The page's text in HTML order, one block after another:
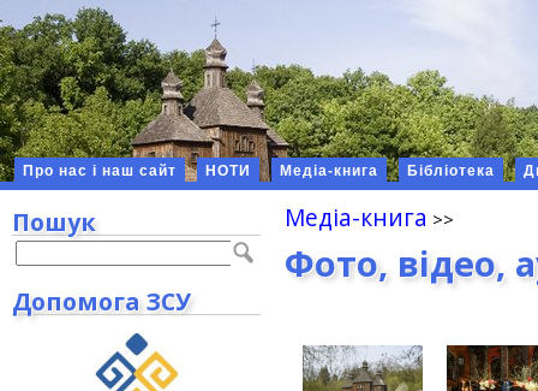
Про нас і наш сайт НОТИ Медіа-книга Бібліотека
Медіа-книга
Фото, відео,
Пошук
Допомога ЗСУ